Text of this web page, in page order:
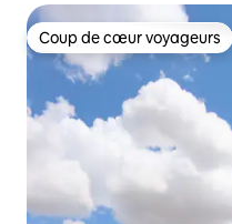
Coup de cœur voyageurs
Coup de cœur voyageurs